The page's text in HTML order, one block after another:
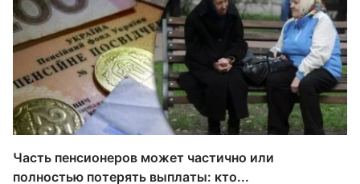
Часть пенсионеров может частично или
полностью потерять выплаты: кто...